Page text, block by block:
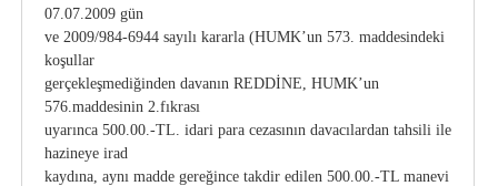
07.07.2009 gün
ve 2009/984-6944 sayılı kararla (HUMK’un 573. maddesindeki
koşullar
gerçekleşmediğinden davanın REDDİNE, HUMK’un
576.maddesinin 2.fıkrası
uyarınca 500.00.-TL. idari para cezasının davacılardan tahsili ile
hazineye irad
kaydına, aynı madde gereğince takdir edilen 500.00.-TL manevi